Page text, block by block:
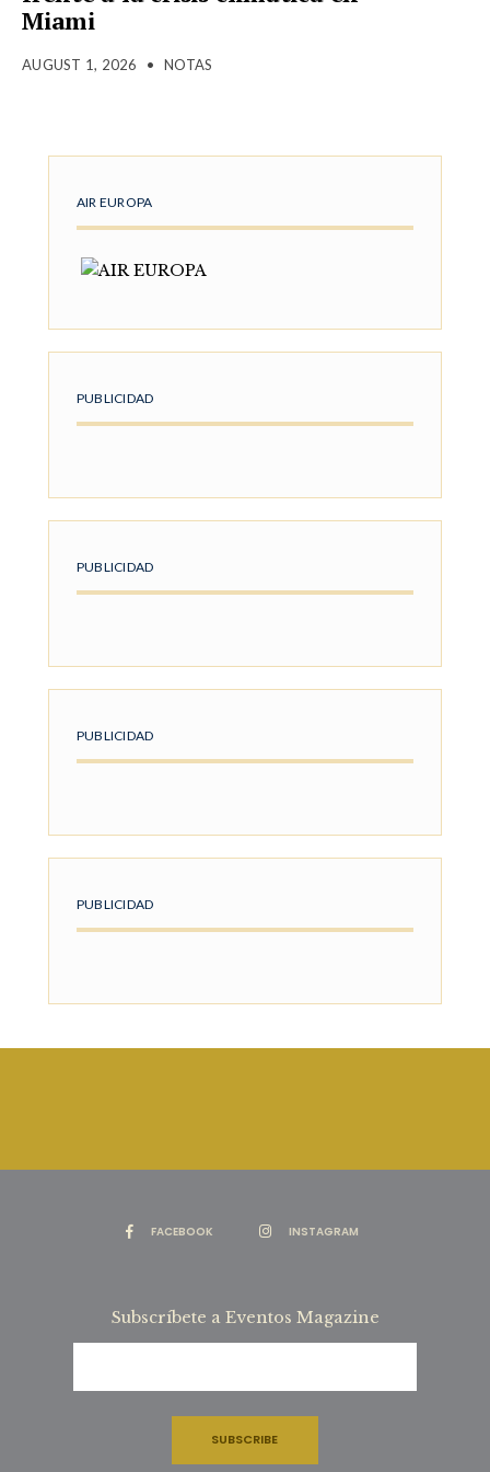
Miami
AUGUST 1, 2026 • NOTAS
AIR EUROPA
PUBLICIDAD
PUBLICIDAD
PUBLICIDAD
PUBLICIDAD
FACEBOOK INSTAGRAM
Subscríbete a Eventos Magazine